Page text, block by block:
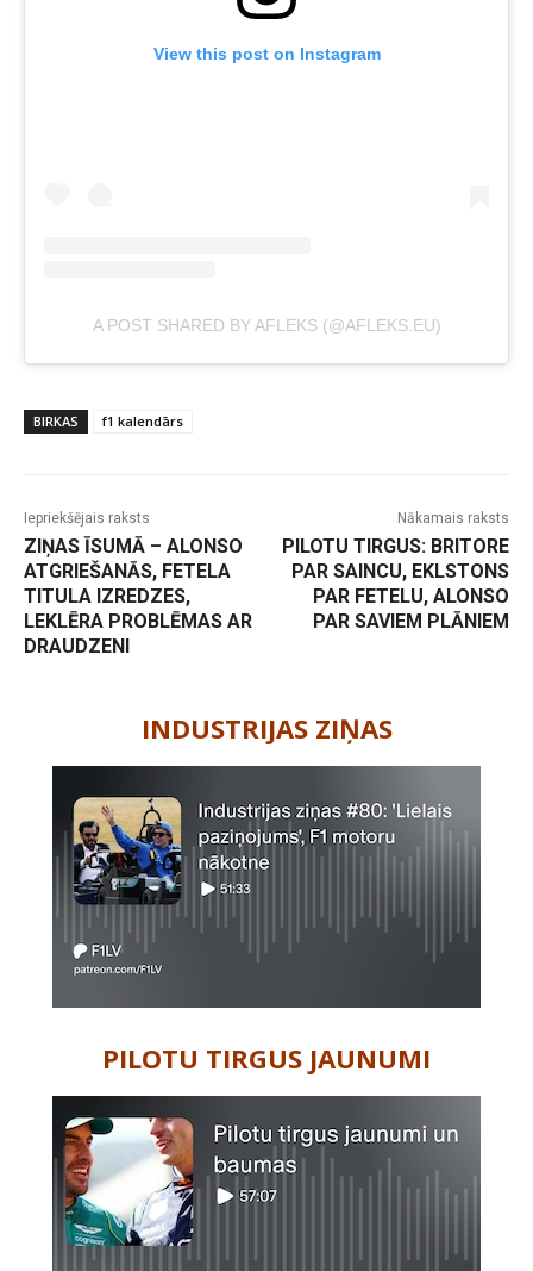
View this post on Instagram
A POST SHARED BY AFLEKS (@AFLEKS.EU)
BIRKAS f1 kalendārs
Iepriekšējais raksts
ZIŅAS ĪSUMĀ – ALONSO
ATGRIEŠANĀS, FETELA
TITULA IZREDZES,
LEKLĒRA PROBLĒMAS AR
DRAUDZENI
Nākamais raksts
PILOTU TIRGUS: BRITORE
PAR SAINCU, EKLSTONS
PAR FETELU, ALONSO
PAR SAVIEM PLĀNIEM
INDUSTRIJAS ZIŅAS
PILOTU TIRGUS JAUNUMI